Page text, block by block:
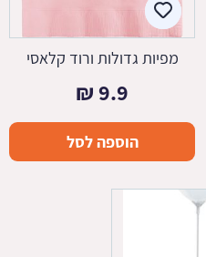
מפיות גדולות ורוד קלאסי
9.9
₪
הוספה לסל